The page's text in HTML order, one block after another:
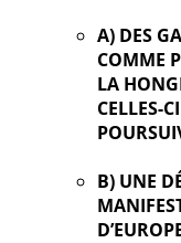
A) DES
COMME
LA
CELLES-
B) UNE